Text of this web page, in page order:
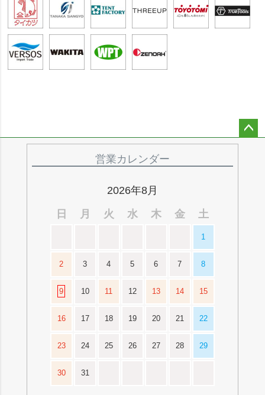
営業カレンダー
2026年8月
日
月 火 水 木 金 土
1
2 3 4 5 6 7 8
9 10 11 12 13 14 15
16 17 18 19 20 21 22
23 24 25 26 27 28 29
30 31